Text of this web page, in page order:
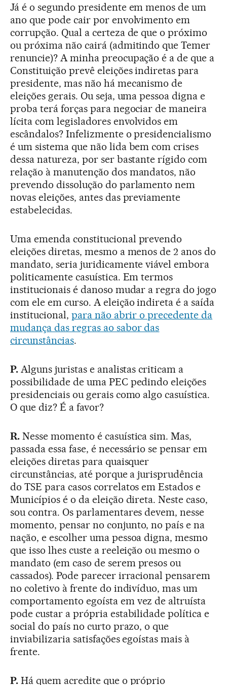
Já é o segundo presidente em menos de um
ano que pode cair por envolvimento em
corrupção. Qual a certeza de que o próximo
ou próxima não cairá (admitindo que Temer
renuncie)? A minha preocupação é a de que a
Constituição prevê eleições indiretas para
presidente, mas não há mecanismo de
eleições gerais. Ou seja, uma pessoa digna e
proba terá forças para negociar de maneira
lícita com legisladores envolvidos em
escândalos? Infelizmente o presidencialismo
é um sistema que não lida bem com crises
dessa natureza, por ser bastante rígido com
relação à manutenção dos mandatos, não
prevendo dissolução do parlamento nem
novas eleições, antes das previamente
estabelecidas.
Uma emenda constitucional prevendo
eleições diretas, mesmo a menos de 2 anos do
mandato, seria juridicamente viável embora
politicamente casuística. Em termos
institucionais é danoso mudar a regra do jogo
com ele em curso. A eleição indireta é a saída
institucional, para não abrir o precedente da
mudança das regras ao sabor das
circunstâncias.
P. Alguns juristas e analistas criticam a
possibilidade de uma PEC pedindo eleições
presidenciais ou gerais como algo casuística.
O que diz? É a favor?
R.Nesse momento é casuística sim. Mas,
passada essa fase, é necessário se pensar em
eleições diretas para quaisquer
circunstâncias, até porque a jurisprudência
do TSE para casos correlatos em Estados e
Municípios é o da eleição direta. Neste caso,
sou contra. Os parlamentares devem, nesse
momento, pensar no conjunto, no país e na
nação, e escolher uma pessoa digna, mesmo
que isso lhes custe a reeleição ou mesmo o
mandato (em caso de serem presos ou
cassados). Pode parecer irracional pensarem
no coletivo à frente do indivíduo, mas um
comportamento egoísta em vez de altruísta
pode custar a própria estabilidade política e
social do país no curto prazo, o que
inviabilizaria satisfações egoístas mais à
frente.
P. Há quem acredite que o próprio